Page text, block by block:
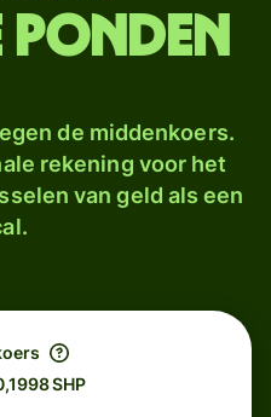
ponden
de middenkoers.
rekening voor het
van geld als een
SHP